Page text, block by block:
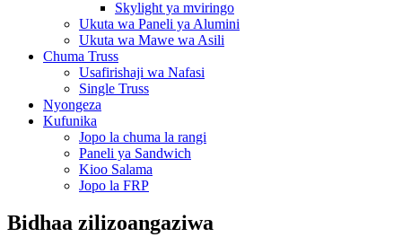
Skylight ya mviringo
Ukuta wa Paneli ya Alumini
Ukuta wa Mawe wa Asili
Chuma Truss
Usafirishaji wa Nafasi
Single Truss
Nyongeza
Kufunika
Jopo la chuma la rangi
Paneli ya Sandwich
Kioo Salama
Jopo la FRP
Bidhaa zilizoangaziwa